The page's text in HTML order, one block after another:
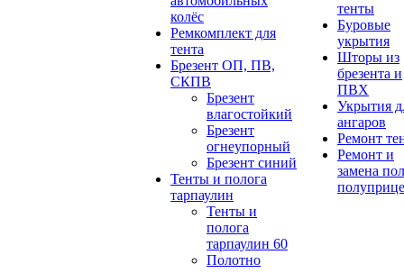
колёс
Ремкомплект для
тента
Брезент ОП, ПВ,
СКПВ
Брезент
влагостойкий
Брезент
огнеупорный
Брезент синий
Тенты и полога
тарпаулин
Тенты и
полога
тарпаулин 60
Полотно
тенты
Буровые
укрытия
Шторы из
брезента и
ПВХ
Укрытия
ангаров
Ремонт
Ремонт и
замена